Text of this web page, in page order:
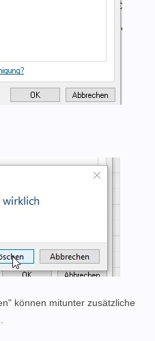
können mitunter zusätzliche